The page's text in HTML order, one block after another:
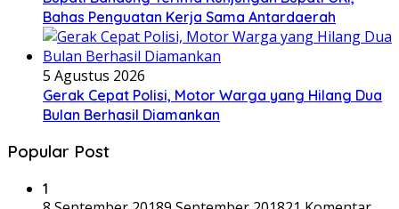
Bahas Penguatan Kerja Sama Antardaerah
5 Agustus 2026
Gerak Cepat Polisi, Motor Warga yang Hilang Dua
Bulan Berhasil Diamankan
Popular Post
1